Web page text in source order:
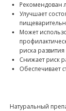
Рекомендован
Улучшает
Может
риска
Снижает риск
Обеспечивает
Натуральный